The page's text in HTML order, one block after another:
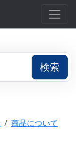
検索
商品について